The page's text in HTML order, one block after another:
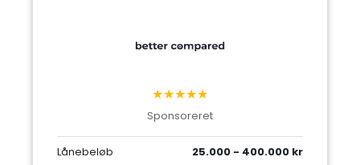
★★★★★
Sponsoreret
Lånebeløb 25.000 - 400.000 kr